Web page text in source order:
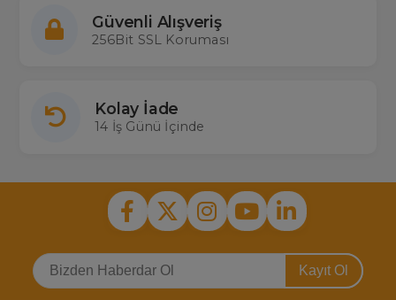
Güvenli Alışveriş
256Bit SSL Koruması
Kolay İade
14 İş Günü İçinde
Kayıt Ol